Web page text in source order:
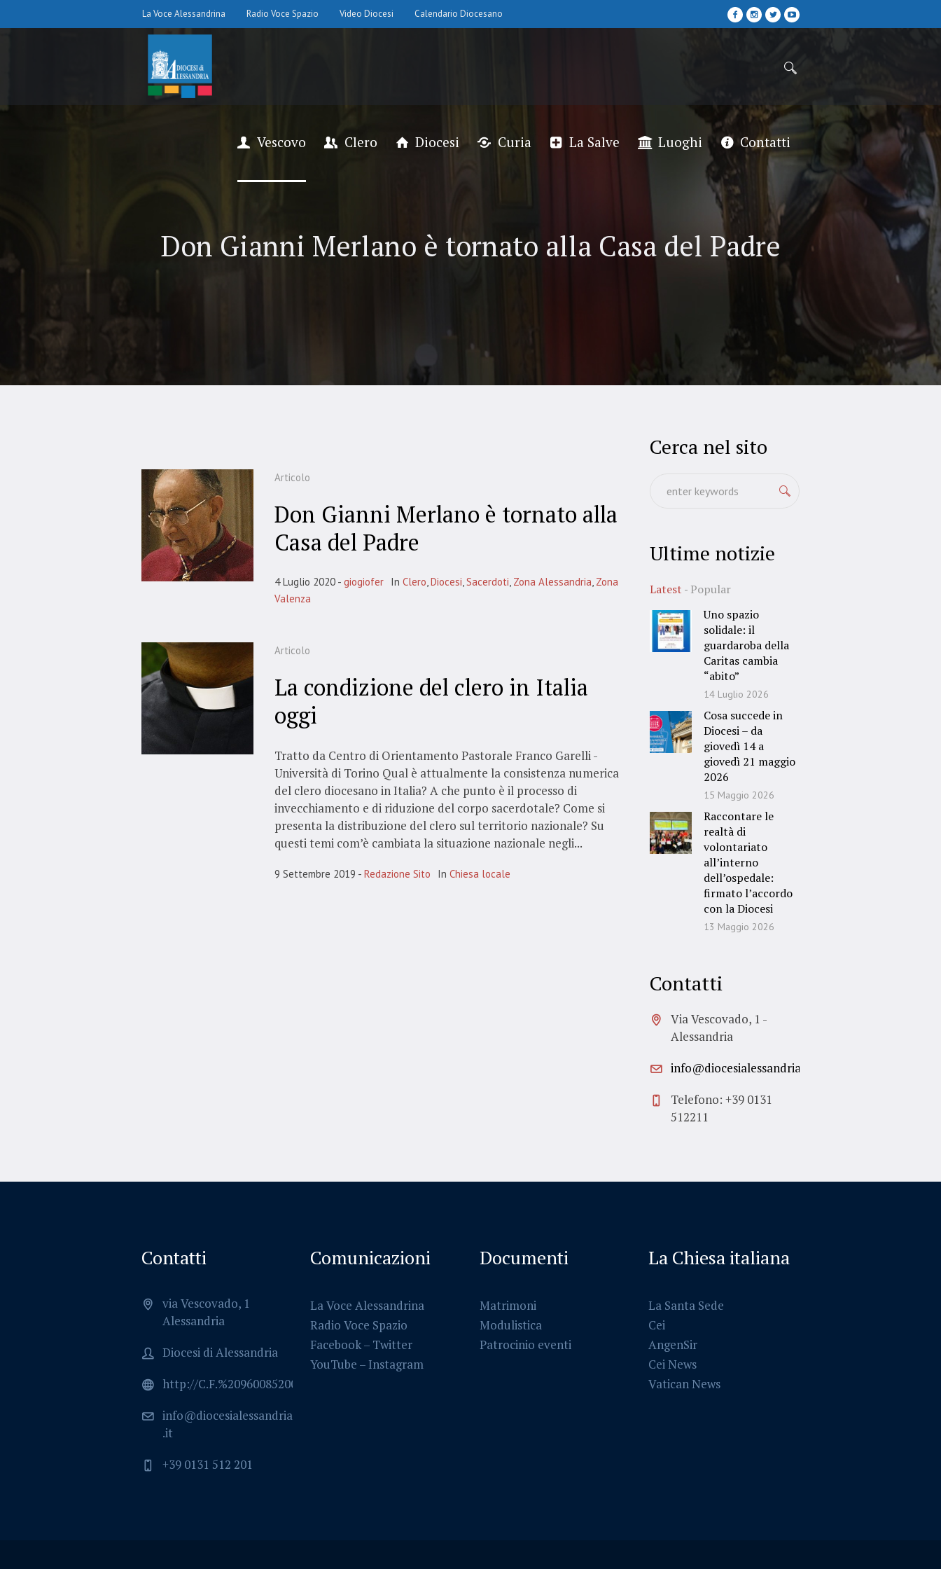
La Voce Alessandrina Radio Voce Spazio Video Diocesi Calendario Diocesano
Vescovo Clero Diocesi Curia La Salve Luoghi Contatti
Don Gianni Merlano è tornato alla Casa del Padre
Articolo
Don Gianni Merlano è tornato alla
Casa del Padre
4 Luglio 2020 giogiofer In Clero,Diocesi,Sacerdoti, Zona Alessandria, Zona
Valenza
Articolo
La condizione del clero in Italia
oggi
Tratto da Centro di Orientamento Pastorale Franco Garelli -
Università di Torino Qual è attualmente la consistenza numerica
del clero diocesano in Italia? A che punto è il processo di
invecchiamento e di riduzione del corpo sacerdotale? Come si
presenta la distribuzione del clero sul territorio nazionale? Su
questi temi com’è cambiata la situazione nazionale negli...
9 Settembre 2019 Redazione Sito In Chiesa locale
Cerca nel sito
Ultime notizie
Latest
Popular
Uno spazio
solidale: il
guardaroba della
Caritas cambia
“abito”
14 Luglio 2026
Cosa succede in
Diocesi – da
giovedì 14 a
giovedì 21 maggio
2026
15 Maggio 2026
Raccontare le
realtà di
volontariato
all’interno
dell’ospedale:
firmato l’accordo
con la Diocesi
13 Maggio 2026
Contatti
Via Vescovado, 1 -
Alessandria
info@diocesialessandria.it
Telefono: +39 0131
512211
Contatti
via Vescovado, 1
Alessandria
Diocesi di Alessandria
http://C.F.%2096008520064
info@diocesialessandria
.it
+39 0131 512 201
Comunicazioni
La Voce Alessandrina
Radio Voce Spazio
Facebook– Twitter
YouTube – Instagram
Documenti
Matrimoni
Modulistica
Patrocinio eventi
La Chiesa italiana
La Santa Sede
Cei
AngenSir
Cei News
Vatican News